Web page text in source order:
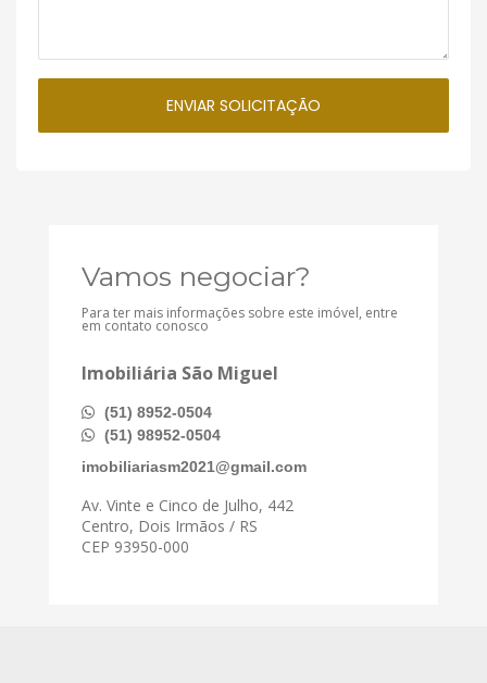
Vamos negociar?
Para ter mais informações sobre este imóvel, entre
em contato conosco
Imobiliária São Miguel
(51) 8952-0504
(51) 98952-0504
imobiliariasm2021@gmail.com
Av. Vinte e Cinco de Julho, 442
Centro, Dois Irmãos / RS
CEP 93950-000